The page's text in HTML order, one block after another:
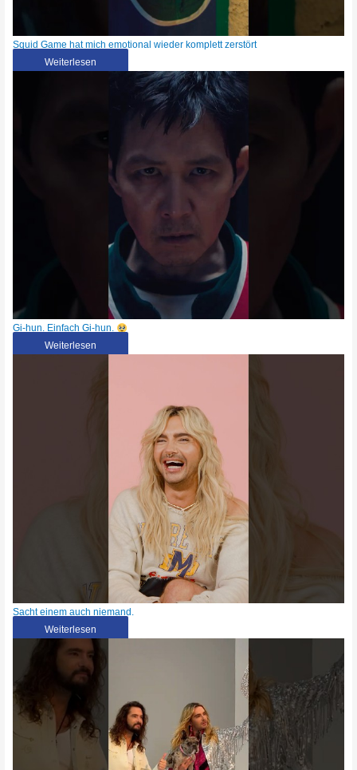
Squid Game hat mich emotional wieder komplett zerstört
Weiterlesen
Gi-hun. Einfach Gi-hun.
Weiterlesen
Sacht einem auch niemand.
Weiterlesen